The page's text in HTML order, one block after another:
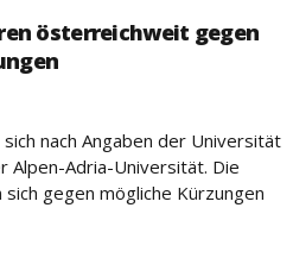
österreichweit gegen
nach Angaben der Universität
Alpen-Adria-Universität. Die
gegen mögliche Kürzungen